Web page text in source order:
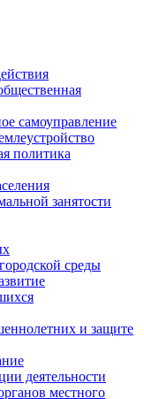
самоуправление
политика
занятости
среды
и защите
деятельности
местного